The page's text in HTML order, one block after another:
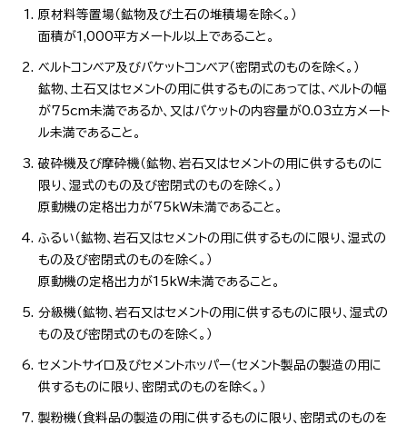
原材料等置場（鉱物及び土石の堆積場を除く。）
面積が1,000平方メートル以上であること。
ベルトコンベア及びバケットコンベア（密閉式のものを除く。）
鉱物、土石又はセメントの用に供するものにあっては、ベルトの幅
が75cm未満であるか、又はバケットの内容量が0.03立方メート
ル未満であること。
破砕機及び摩砕機（鉱物、岩石又はセメントの用に供するものに
限り、湿式のもの及び密閉式のものを除く。）
原動機の定格出力が75kW未満であること。
ふるい（鉱物、岩石又はセメントの用に供するものに限り、湿式の
もの及び密閉式のものを除く。）
原動機の定格出力が15kW未満であること。
分級機（鉱物、岩石又はセメントの用に供するものに限り、湿式の
もの及び密閉式のものを除く。）
セメントサイロ及びセメントホッパー（セメント製品の製造の用に
供するものに限り、密閉式のものを除く。）
製粉機（食料品の製造の用に供するものに限り、密閉式のものを